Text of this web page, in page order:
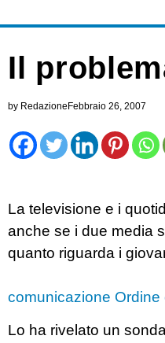
Il
by Redazione Febbraio 26, 2007
La televisione e i
anche se i due media
quanto riguarda i
comunicazione Ordine
Lo ha rivelato un